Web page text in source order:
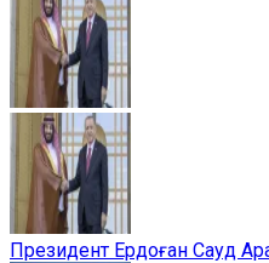
Президент Ердоған Сауд